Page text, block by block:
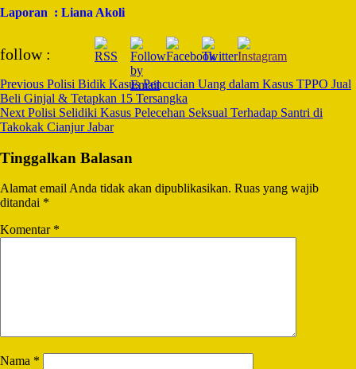
Laporan : Liana Akoli
follow :
Navigation
Previous Polisi Bidik Kasus Pencucian Uang dalam Kasus TPPO Jual
Beli Ginjal & Tetapkan 15 Tersangka
Next Polisi Selidiki Kasus Pelecehan Seksual Terhadap Santri di
Takokak Cianjur Jabar
Tinggalkan Balasan
Alamat email Anda tidak akan dipublikasikan. Ruas yang wajib
ditandai *
Komentar *
Nama *